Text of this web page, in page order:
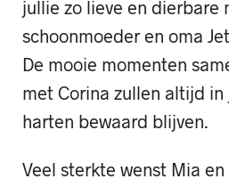
jullie zo lieve en dierbare
schoonmoeder en oma
De mooie momenten
met Corina zullen altijd in
harten bewaard blijven.
Veel sterkte wenst Mia en